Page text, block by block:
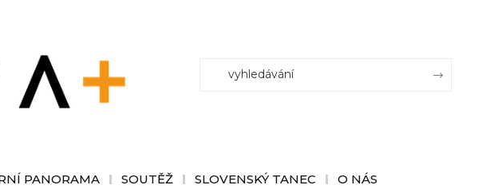
PANORAMA SOUTĚŽ SLOVENSKÝ TANEC O NÁS